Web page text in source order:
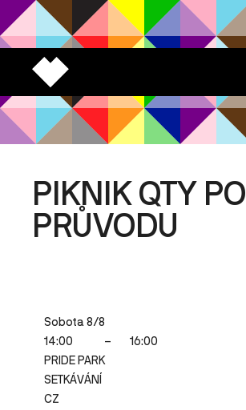
PIKNIK QTY PO
PRŮVODU
Sobota 8/8
14:00
–
16:00
PRIDE PARK
SETKÁVÁNÍ
CZ